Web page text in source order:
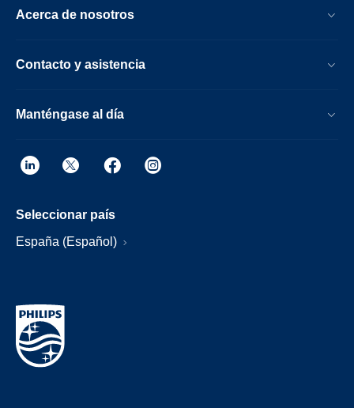
Acerca de nosotros
Contacto y asistencia
Manténgase al día
Seleccionar país
España (Español)